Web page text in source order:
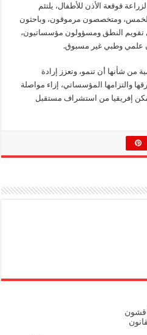
قوقعة الأذن للأطفال، يلتئم
ومتخصصون مرموقون، وباحثون
النطق ومسؤولون مؤسساتيون،
علمي وطبي غير مسبوق.
من شأنها أن تنمو، وتعزز إرادة
والتزامها المؤسساتي، إزاء مواصلة
إفريقيا من استشراف مستقبل